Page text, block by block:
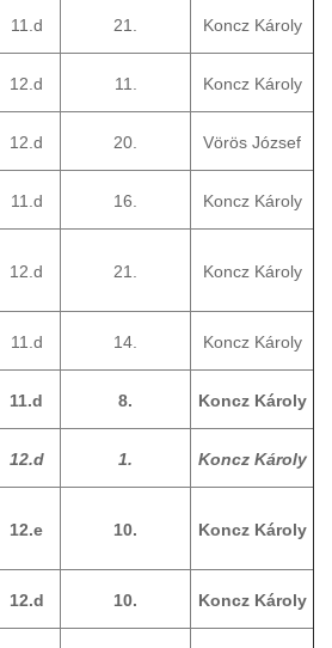
11.d 21. Koncz Károly
12.d 11. Koncz Károly
12.d 20. Vörös József
11.d 16. Koncz Károly
12.d 21. Koncz Károly
11.d 14. Koncz Károly
11.d 8. Koncz Károly
12.d 1. Koncz Károly
12.e 10. Koncz Károly
12.d 10. Koncz Károly